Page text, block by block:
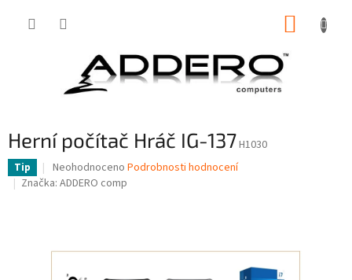
Herní počítač Hráč IG-137H1030
Tip
Průměrné
hodnocení
5
hvězdiček.
Neohodnoceno Podrobnosti hodnocení
Značka: ADDERO comp